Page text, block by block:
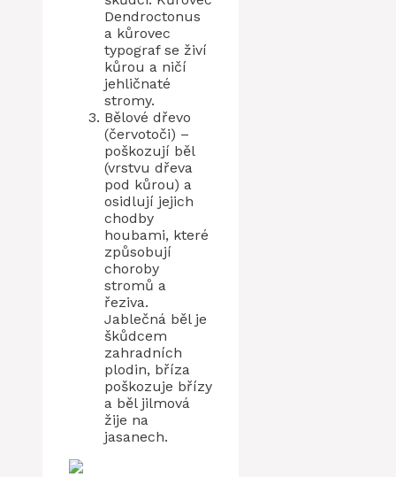
Dendroctonus
a kůrovec
typograf se živí
kůrou a ničí
jehličnaté
stromy.
Bělové dřevo
(červotoči) –
poškozují běl
(vrstvu dřeva
pod kůrou) a
osidlují jejich
chodby
houbami, které
způsobují
choroby
stromů a
řeziva.
Jablečná běl je
škůdcem
zahradních
plodin, bříza
poškozuje břízy
a běl jilmová
žije na
jasanech.